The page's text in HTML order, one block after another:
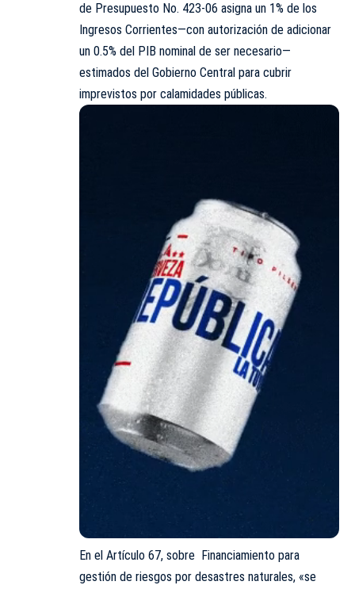
de Presupuesto No. 423-06 asigna un 1% de los
Ingresos Corrientes—con autorización de adicionar
un 0.5% del PIB nominal de ser necesario—
estimados del Gobierno Central para cubrir
imprevistos por calamidades públicas.
En el Artículo 67, sobre Financiamiento para
gestión de riesgos por desastres naturales, «se